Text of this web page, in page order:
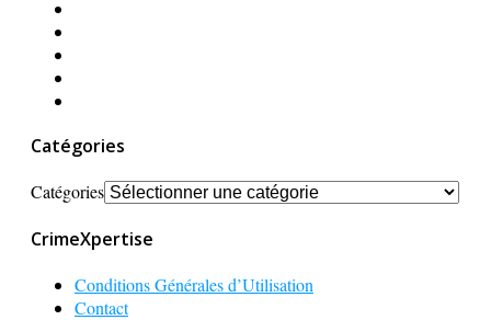
Catégories
Catégories
CrimeXpertise
Conditions Générales d’Utilisation
Contact